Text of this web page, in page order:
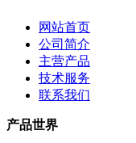
网站首页
公司简介
主营产品
技术服务
联系我们
产品世界